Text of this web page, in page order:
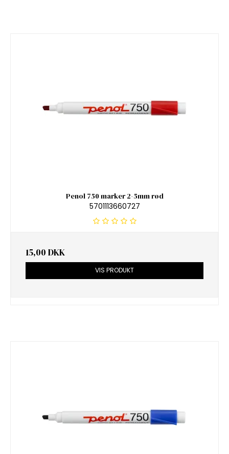
Penol 750 marker 2-5mm rød
5701113660727
15,00 DKK
VIS PRODUKT